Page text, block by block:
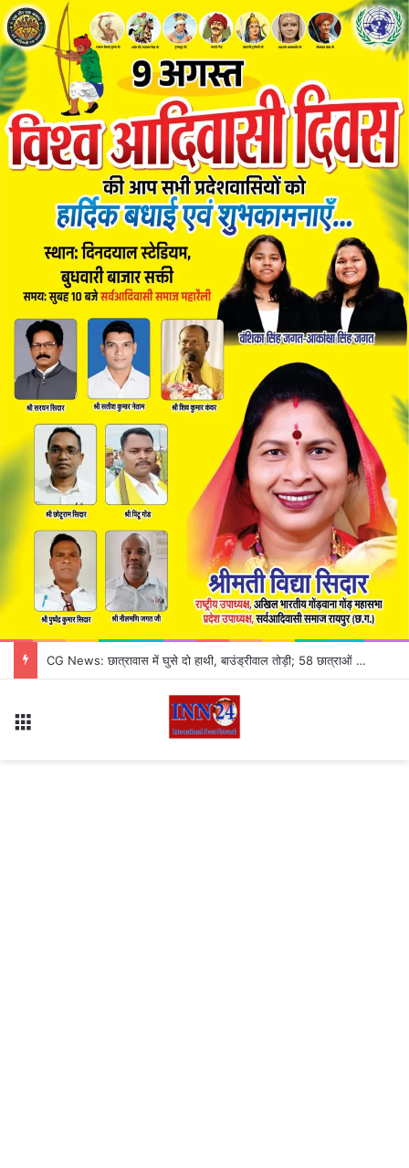
CG News: छात्रावास में घुसे दो हाथी, बाउंड्रीवाल तोड़ी; 58 छात्राओं को सुरक्षित किया गया शिफ्ट, कटहल की महक से पहुंचे थे गजराज